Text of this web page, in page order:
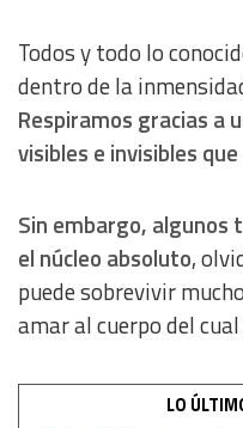
Todos y todo lo
dentro de la
Respiramos gracias a
visibles e invisibles
Sin embargo, algunos
el núcleo absoluto,
puede sobrevivir
amar al cuerpo del
LO